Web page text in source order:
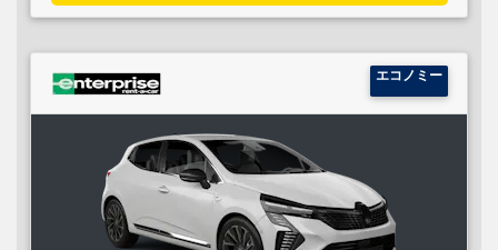
エコノミー